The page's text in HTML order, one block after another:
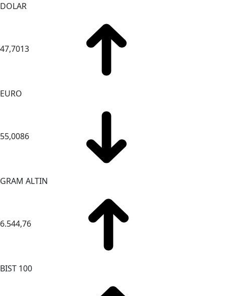
DOLAR
47,7013
EURO
55,0086
GRAM ALTIN
6.544,76
BIST 100